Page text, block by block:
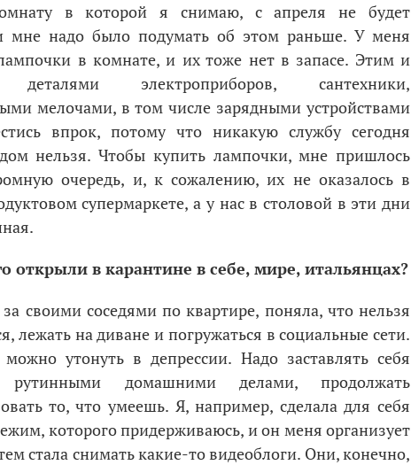
в которой я снимаю, с апреля не будет
мне надо было подумать об этом раньше. У меня
в комнате, и их тоже нет в запасе. Этим и
деталями электроприборов, сантехники,
мелочами, в том числе зарядными устройствами
впрок, потому что никакую службу сегодня
нельзя. Чтобы купить лампочки, мне пришлось
очередь, и, к сожалению, их не оказалось в
супермаркете, а у нас в столовой в эти дни
открыли в карантине в себе, мире, итальянцах?
своими соседями по квартире, поняла, что нельзя
лежать на диване и погружаться в социальные сети.
утонуть в депрессии. Надо заставлять себя
рутинными домашними делами, продолжать
то, что умеешь. Я, например, сделала для себя
которого придерживаюсь, и он меня организует
стала снимать какие-то видеоблоги. Они, конечно,